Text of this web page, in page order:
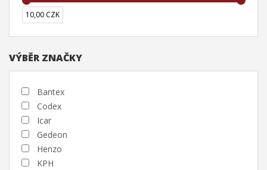
10,00 CZK
VÝBĚR ZNAČKY
Bantex
Codex
Icar
Gedeon
Henzo
KPH